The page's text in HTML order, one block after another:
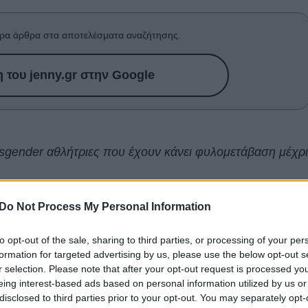
Do Not Process My Personal Information
opt-out of the sale, sharing to third parties, or processing of your
for targeted advertising by us, please use the below opt-out
selection. Please note that after your opt-out request is processed
interest-based ads based on personal information utilized by us
to third parties prior to your opt-out. You may separately
άρθρα στα αποτελέσματα αναζήτησης.
του jenny.gr στην Google
αθλήτριες που έχουν κάνει φυλομετάβαση μέχρι
οργανισμός για τηνκολύμβηση
από οποιοδήποτε στάδιο ανδρικής εφηβείας.
Lia Thomas, η οποία υπήρξε η πρώτη trans αθλήτρια
θέσης στον Εθνικό Αθλητικό Κολεγιακό Σύλλογο των